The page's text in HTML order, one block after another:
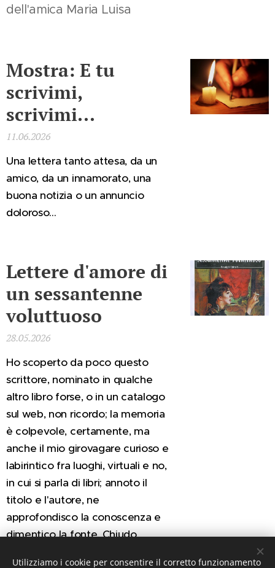
dell'amica Maria Luisa
Mostra: E tu
scrivimi,
scrivimi...
11.06.2026
Una lettera tanto attesa, da un
amico, da un innamorato, una
buona notizia o un annuncio
doloroso...
Lettere d'amore di
un sessantenne
voluttuoso
28.05.2026
Ho scoperto da poco questo
scrittore, nominato in qualche
altro libro forse, o in un catalogo
sul web, non ricordo; la memoria
è colpevole, certamente, ma
anche il mio girovagare curioso e
labirintico fra luoghi, virtuali e no,
in cui si parla di libri; annoto il
titolo e l'autore, ne
approfondisco la conoscenza e
dimentico la fonte. Chiudo
Utilizziamo i cookie per consentire il corretto funzionamento